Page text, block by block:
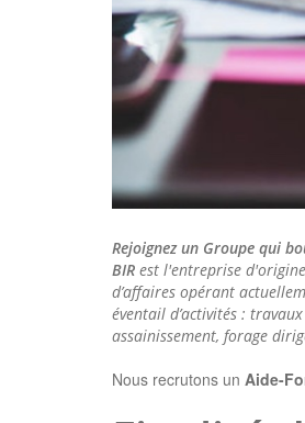
Rejoignez un Groupe qui
BIR est l'entreprise
d’affaires opérant
éventail d’activités :
assainissement, forage
Nous recrutons un Aide-